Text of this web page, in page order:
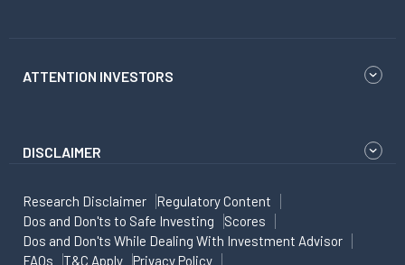
ATTENTION INVESTORS
DISCLAIMER
Research Disclaimer
Regulatory Content
Dos and Don'ts to Safe Investing
Scores
Dos and Don'ts While Dealing With Investment Advisor
FAQs
T&C Apply Privacy Policy